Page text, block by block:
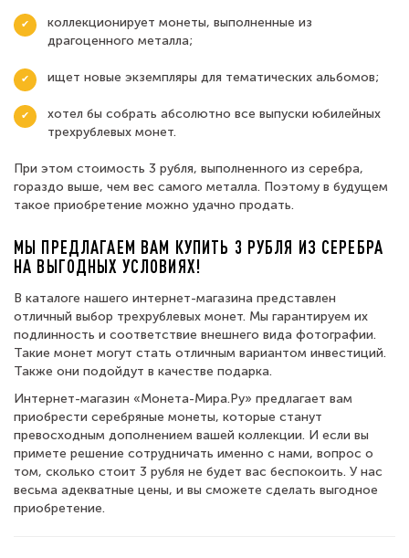
коллекционирует монеты, выполненные из
драгоценного металла;
ищет новые экземпляры для тематических альбомов;
хотел бы собрать абсолютно все выпуски юбилейных
трехрублевых монет.
При этом стоимость 3 рубля, выполненного из серебра,
гораздо выше, чем вес самого металла. Поэтому в будущем
такое приобретение можно удачно продать.
МЫ ПРЕДЛАГАЕМ ВАМ КУПИТЬ 3 РУБЛЯ ИЗ СЕРЕБРА
НА ВЫГОДНЫХ УСЛОВИЯХ!
В каталоге нашего интернет-магазина представлен
отличный выбор трехрублевых монет. Мы гарантируем их
подлинность и соответствие внешнего вида фотографии.
Такие монет могут стать отличным вариантом инвестиций.
Также они подойдут в качестве подарка.
Интернет-магазин «Монета-Мира.Ру» предлагает вам
приобрести серебряные монеты, которые станут
превосходным дополнением вашей коллекции. И если вы
примете решение сотрудничать именно с нами, вопрос о
том, сколько стоит 3 рубля не будет вас беспокоить. У нас
весьма адекватные цены, и вы сможете сделать выгодное
приобретение.